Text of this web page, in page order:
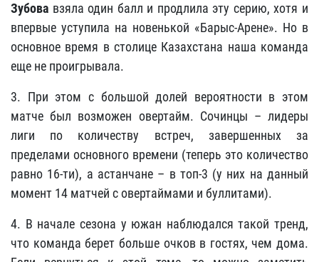
Зубова взяла один балл и продлила эту серию, хотя и
впервые уступила на новенькой «Барыс-Арене». Но в
основное время в столице Казахстана наша команда
еще не проигрывала.
3. При этом с большой долей вероятности в этом
матче был возможен овертайм. Сочинцы – лидеры
лиги по количеству встреч, завершенных за
пределами основного времени (теперь это количество
равно 16-ти), а астанчане – в топ-3 (у них на данный
момент 14 матчей с овертаймами и буллитами).
4. В начале сезона у южан наблюдался такой тренд,
что команда берет больше очков в гостях, чем дома.